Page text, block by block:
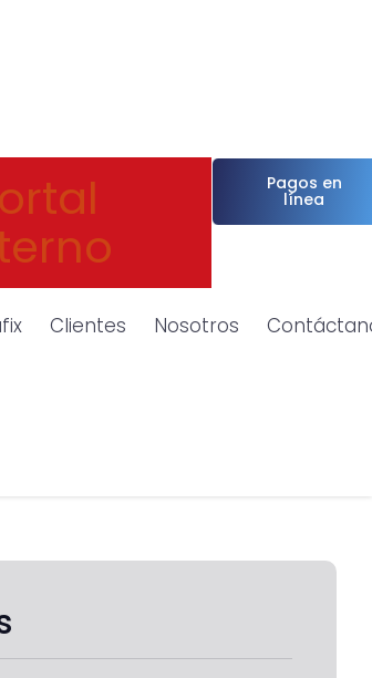
Pagos en
línea
Clientes Nosotros